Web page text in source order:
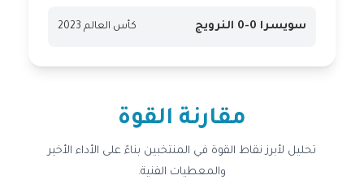
سويسرا 0-0 النرويج كأس العالم 2023
مقارنة القوة
تحليل لأبرز نقاط القوة في المنتخبين بناءً على الأداء الأخير
والمعطيات الفنية.